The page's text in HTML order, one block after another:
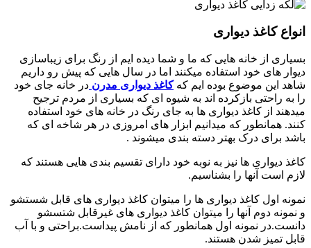
انواع کاغذ دیواری
بسیاری از خانه هایی که ما و شما دیده ایم از رنگ برای زیباسازی
دیوار های خود استفاده میکنند اما در سال هایی که پیش رو داریم
شاهد این موضوع بوده ایم کهکاغذ دیواری مدرن در خانه جای خود
را به راحتی بازکرده اند به شیوه ای که بسیاری از مردم ترجیح
میدهند از کاغذ دیواری ها به جای رنگ در خانه های خود استفاده
کنند. همانطور که میدانیم ابزار های امروزی در هر شاخه ای که
باشد برای درک بهتر دسته بندی میشوند .
کاغذ دیواری ها نیز به نوبه خود دارای تقسیم بندی هایی هستند که
لازم است آنها را بشناسیم.
نمونه اول کاغذ دیواری ها را میتوان کاغذ دیواری های قابل شستشو
و نمونه دوم آنها را میتوان کاغذ دیواری های غیرقابل شتسشو
دانست.در نمونه اول همانطور که از نامش پیداست.براحتی و با آب
قابل تمیز شدن هستند.